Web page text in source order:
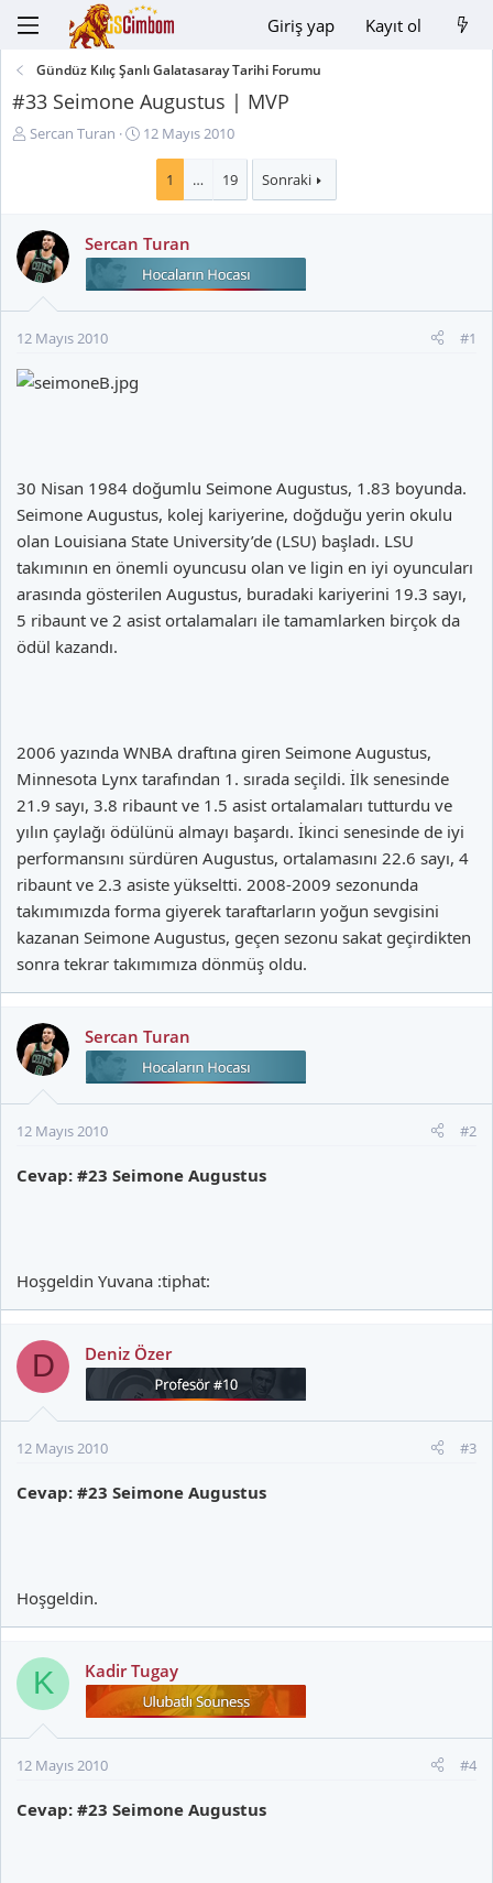
Giriş yap Kayıt ol
Gündüz Kılıç Şanlı Galatasaray Tarihi Forumu
#33 Seimone Augustus | MVP
K
B
a
l
t
Sercan Turan
B
n
g
ı
ç
12 Mayıs 2010
1 … 19 Sonraki
Sercan Turan
12 Mayıs 2010 #1
30 Nisan 1984 doğumlu Seimone Augustus, 1.83 boyunda.
Seimone Augustus, kolej kariyerine, doğduğu yerin okulu
olan Louisiana State University’de (LSU) başladı. LSU
takımının en önemli oyuncusu olan ve ligin en iyi oyuncuları
arasında gösterilen Augustus, buradaki kariyerini 19.3 sayı,
5 ribaunt ve 2 asist ortalamaları ile tamamlarken birçok da
ödül kazandı.
2006 yazında WNBA draftına giren Seimone Augustus,
Minnesota Lynx tarafından 1. sırada seçildi. İlk senesinde
21.9 sayı, 3.8 ribaunt ve 1.5 asist ortalamaları tutturdu ve
yılın çaylağı ödülünü almayı başardı. İkinci senesinde de iyi
performansını sürdüren Augustus, ortalamasını 22.6 sayı, 4
ribaunt ve 2.3 asiste yükseltti. 2008-2009 sezonunda
takımımızda forma giyerek taraftarların yoğun sevgisini
kazanan Seimone Augustus, geçen sezonu sakat geçirdikten
sonra tekrar takımımıza dönmüş oldu.
Sercan Turan
12 Mayıs 2010 #2
Cevap: #23 Seimone Augustus
Hoşgeldin Yuvana :tiphat:
D Deniz Özer
12 Mayıs 2010 #3
Cevap: #23 Seimone Augustus
Hoşgeldin.
K Kadir Tugay
12 Mayıs 2010 #4
Cevap: #23 Seimone Augustus